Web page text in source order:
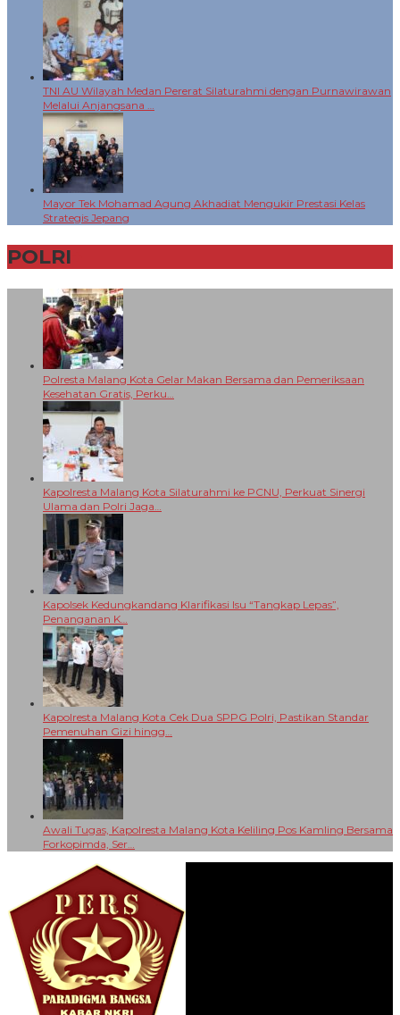
TNI AU Wilayah Medan Pererat Silaturahmi dengan Purnawirawan
Melalui Anjangsana …
Mayor Tek Mohamad Agung Akhadiat Mengukir Prestasi Kelas
Strategis Jepang
POLRI
Polresta Malang Kota Gelar Makan Bersama dan Pemeriksaan
Kesehatan Gratis, Perku…
Kapolresta Malang Kota Silaturahmi ke PCNU, Perkuat Sinergi
Ulama dan Polri Jaga…
Kapolsek Kedungkandang Klarifikasi Isu “Tangkap Lepas”,
Penanganan K…
Kapolresta Malang Kota Cek Dua SPPG Polri, Pastikan Standar
Pemenuhan Gizi hingg…
Awali Tugas, Kapolresta Malang Kota Keliling Pos Kamling Bersama
Forkopimda, Ser…